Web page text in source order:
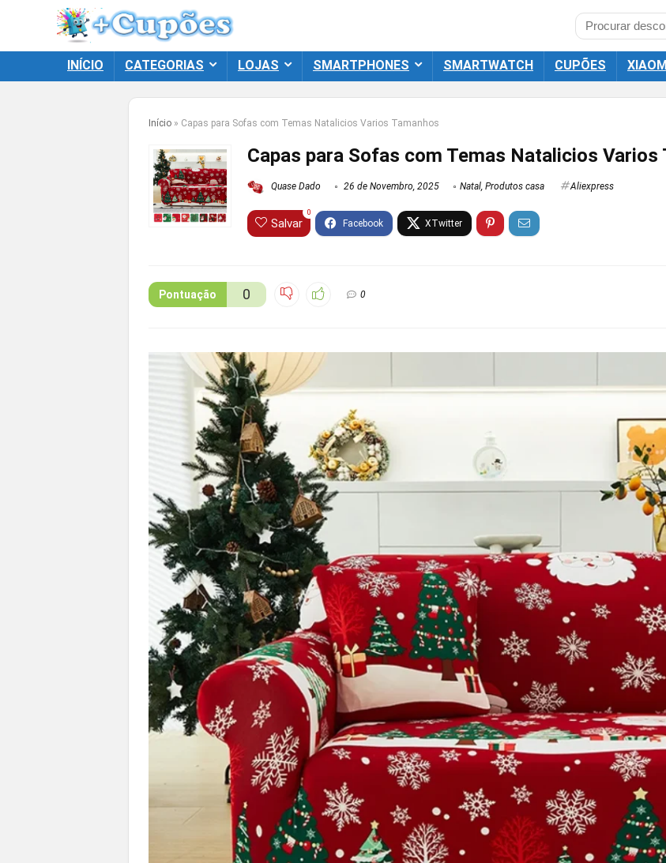
INÍCIO CATEGORIAS LOJAS SMARTPHONES SMARTWATCH CUPÕES
Início » Capas para Sofas com Temas Natalicios Varios Tamanhos
Capas para Sofas com Temas Natalicios Varios
Quase Dado 26 de Novembro, 2025 Natal, Produtos casa Aliexpress
Salvar
0
Pontuação 0 0